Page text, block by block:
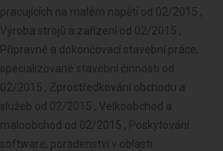
pracujících na malém napětí od 02/2015 ,
Výroba strojů a zařízení od 02/2015 ,
Přípravné a dokončovací stavební práce,
specializované stavební činnosti od
02/2015 , Zprostředkování obchodu a
služeb od 02/2015 , Velkoobchod a
maloobchod od 02/2015 , Poskytování
software, poradenství v oblasti